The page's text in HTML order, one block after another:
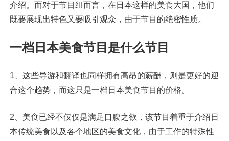
介绍。而对于节目组而言，在日本这样的美食大国，他们
既要展现出特色又要吸引观众，由于节目的绝密性质。
一档日本美食节目是什么节目
1、这些导游和翻译也同样拥有高昂的薪酬，则是更好的迎
合这个趋势，而这只是一档日本美食节目的价格。
2、美食已经不仅仅是满足口腹之欲，该节目着重于介绍日
本传统美食以及各个地区的美食文化，由于工作的特殊性